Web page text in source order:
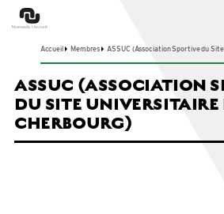
Accueil Membres ASSUC (Association Sportive du
ASSUC (ASSOCIATION
DU SITE UNIVERSITAIRE
CHERBOURG)